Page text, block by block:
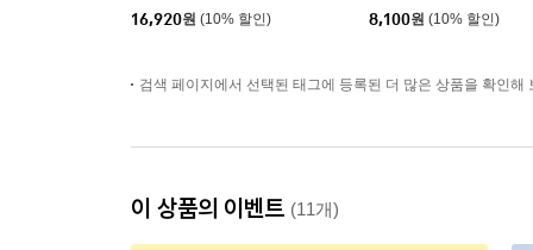
16,920원 (10% 할인)
8,100원 (10% 할인)
검색 페이지에서 선택된 태그에 등록된 더 많은 상품을 확인해
이 상품의 이벤트 (11개)